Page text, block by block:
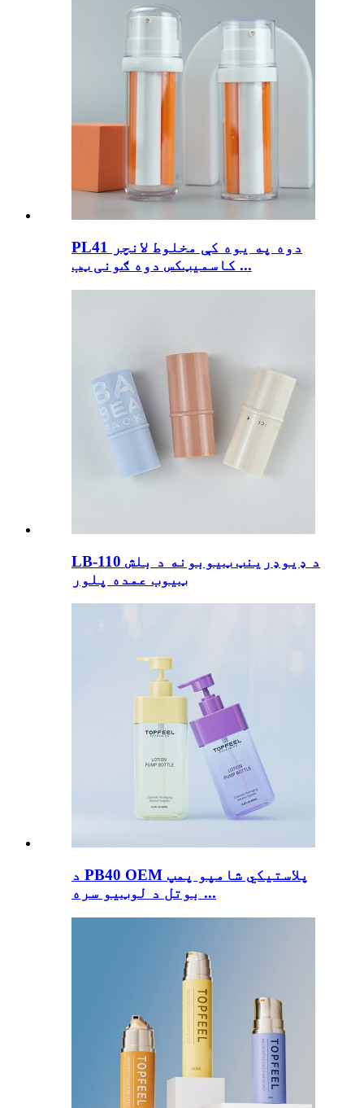
PL41 دوه په یوه کې مخلوط لانچر
کاسمیټکس دوه ګونی ټب ...
LB-110 د ډیوډرینټ ټیوبونه د بلش
ټیوب عمده پلور
د PB40 OEM پلاستيکي شامپو پمپ
بوتل د لوټیو سره ...